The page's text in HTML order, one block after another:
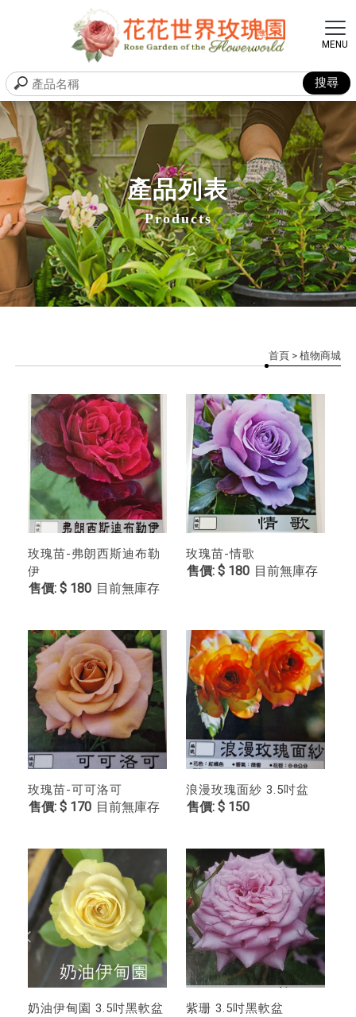
產品列表
Products
首頁 > 植物商城
玫瑰苗-弗朗西斯迪布勒
伊
$ 180 目前無庫存
玫瑰苗-情歌
$ 180 目前無庫存
玫瑰苗-可可洛可
$ 170 目前無庫存
浪漫玫瑰面紗 3.5吋盆
$ 150
奶油伊甸園 3.5吋黑軟盆 紫珊 3.5吋黑軟盆